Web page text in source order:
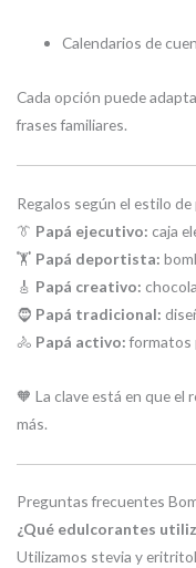
Calendarios de
Cada opción puede
frases familiares.
Regalos según el estilo de
👔 Papá ejecutivo: caja
🏋️ Papá deportista:
🎸 Papá creativo:
🧔 Papá tradicional:
🚴 Papá activo:formatos
🧡 La clave está en que el
más.
Preguntas frecuentes
¿Qué edulcorantes
Utilizamos stevia y